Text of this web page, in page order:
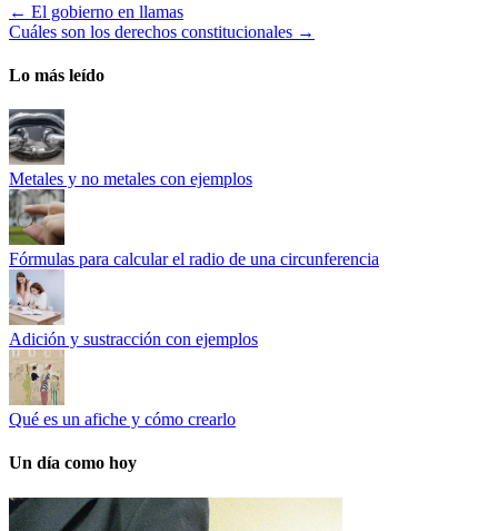
← El gobierno en llamas
Cuáles son los derechos constitucionales →
Lo más leído
Metales y no metales con ejemplos
Fórmulas para calcular el radio de una circunferencia
Adición y sustracción con ejemplos
Qué es un afiche y cómo crearlo
Un día como hoy